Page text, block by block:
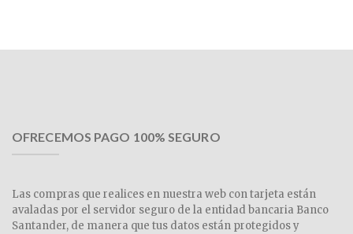
OFRECEMOS PAGO 100% SEGURO
Las compras que realices en nuestra web con tarjeta están
avaladas por el servidor seguro de la entidad bancaria Banco
Santander, de manera que tus datos están protegidos y